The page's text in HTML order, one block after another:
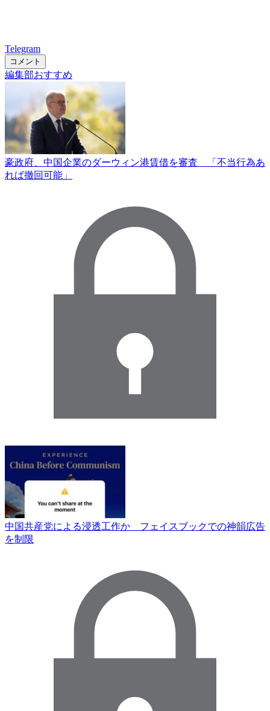
Telegram
コメント
編集部おすすめ
豪政府、中国企業のダーウィン港賃借を審査 「不当行為あ
れば撤回可能」
中国共産党による浸透工作か フェイスブックでの神韻広告
を制限